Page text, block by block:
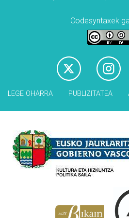
Codesyntaxek
LEGE OHARRA PUBLIZITATEA